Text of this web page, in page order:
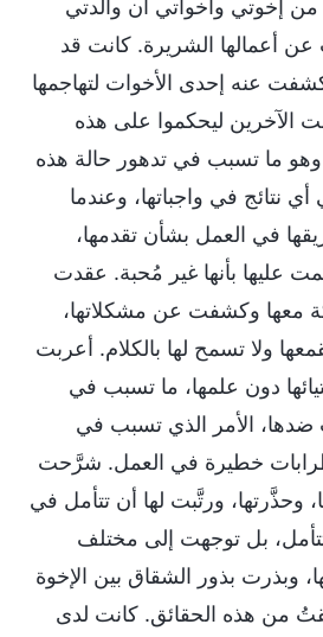
إخوتي وأخواتي أن والدتي
عن أعمالها الشريرة. كانت قد
عنه إحدى الأخوات لتهاجمها
الآخرين ليحكموا على هذه
وهو ما تسبب في تدهور حالة هذه
نتائج في واجباتها، وعندما
في العمل بشأن تقدمها،
عليها بأنها غير مُحبة. عقدت
معها وكشفت عن مشكلاتها،
ولا تسمح لها بالكلام. أعربت
دون علمها، ما تسبب في
ضدها، الأمر الذي تسبب في
خطيرة في العمل. شرَّحت
وحذَّرتها، ورتَّبت لها أن تتأمل في
بل توجهت إلى مختلف
وبذرت بذور الشقاق بين الإخوة
من هذه الحقائق. كانت لدى